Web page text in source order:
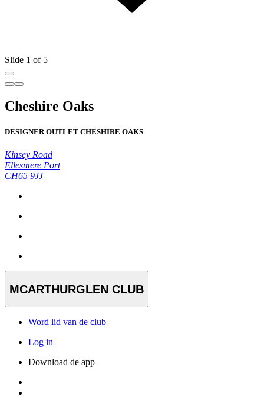
Slide 1 of 5
Cheshire Oaks
DESIGNER OUTLET CHESHIRE OAKS
Kinsey Road
Ellesmere Port
CH65 9JJ
MCARTHURGLEN CLUB
Word lid van de club
Log in
Download de app